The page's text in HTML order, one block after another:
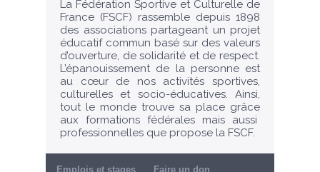
La Fédération Sportive et Culturelle de
France (FSCF) rassemble depuis 1898
des associations partageant un projet
éducatif commun basé sur des valeurs
d’ouverture, de solidarité et de respect.
L’épanouissement de la personne est
au cœur de nos activités sportives,
culturelles et socio-éducatives. Ainsi,
tout le monde trouve sa place grâce
aux formations fédérales mais aussi
professionnelles que propose la FSCF.
Emplois et stages Faire un don